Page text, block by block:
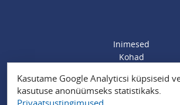
Inimesed
Kohad
Organisatsioonid
Sündmused
Kasutame Google Analyticsi küpsiseid
kasutuse anonüümseks statistikaks.
Privaatsustingimused